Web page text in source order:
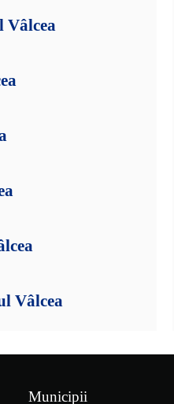
Vâlcea
Vâlcea
Municipii